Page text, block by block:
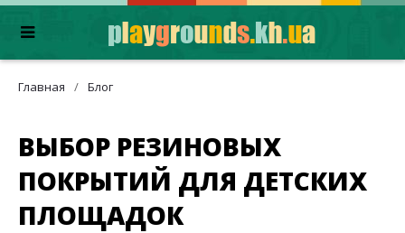
Главная / Блог
ВЫБОР РЕЗИНОВЫХ
ПОКРЫТИЙ ДЛЯ ДЕТСКИХ
ПЛОЩАДОК